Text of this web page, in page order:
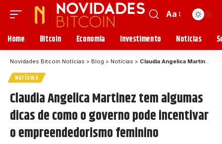
Aa
Home Bitcoin Economia Investimento Notícias
Novidades Bitcoin Notícias > Blog > Notícias > Claudia Angelica Martinez tem algumas dicas de como o governo pode incentivar o empreendedorismo feminino
NOTÍCIAS
Claudia Angelica Martinez tem algumas
dicas de como o governo pode incentivar
o empreendedorismo feminino